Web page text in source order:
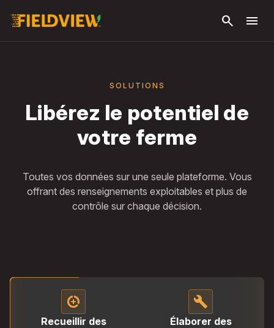
search menu
SOLUTIONS
Libérez le potentiel de
votre ferme
Toutes vos données sur une seule plateforme. Vous
offrant des renseignements exploitables et plus de
contrôle sur chaque décision.
data_saver_on
Recueillir des
build
Élaborer des